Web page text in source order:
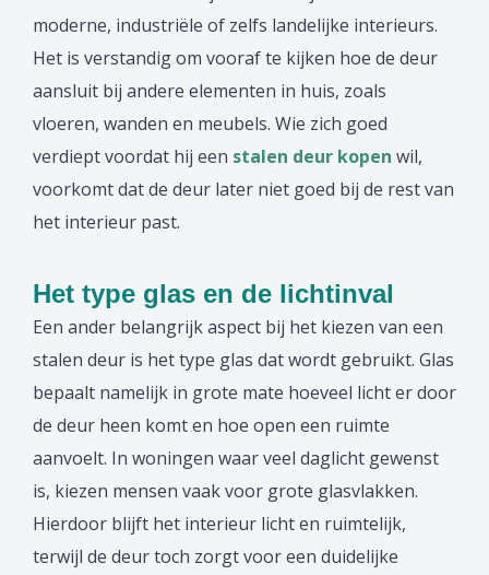
moderne, industriële of zelfs landelijke interieurs.
Het is verstandig om vooraf te kijken hoe de deur
aansluit bij andere elementen in huis, zoals
vloeren, wanden en meubels. Wie zich goed
verdiept voordat hij een stalen deur kopen wil,
voorkomt dat de deur later niet goed bij de rest van
het interieur past.
Het type glas en de lichtinval
Een ander belangrijk aspect bij het kiezen van een
stalen deur is het type glas dat wordt gebruikt. Glas
bepaalt namelijk in grote mate hoeveel licht er door
de deur heen komt en hoe open een ruimte
aanvoelt. In woningen waar veel daglicht gewenst
is, kiezen mensen vaak voor grote glasvlakken.
Hierdoor blijft het interieur licht en ruimtelijk,
terwijl de deur toch zorgt voor een duidelijke